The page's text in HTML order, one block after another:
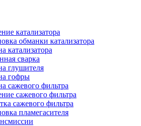
катализатора
обманки катализатора
катализатора
сварка
глушителя
гофры
сажевого фильтра
сажевого фильтра
сажевого фильтра
пламегасителя